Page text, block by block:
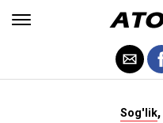
Sog'lik,